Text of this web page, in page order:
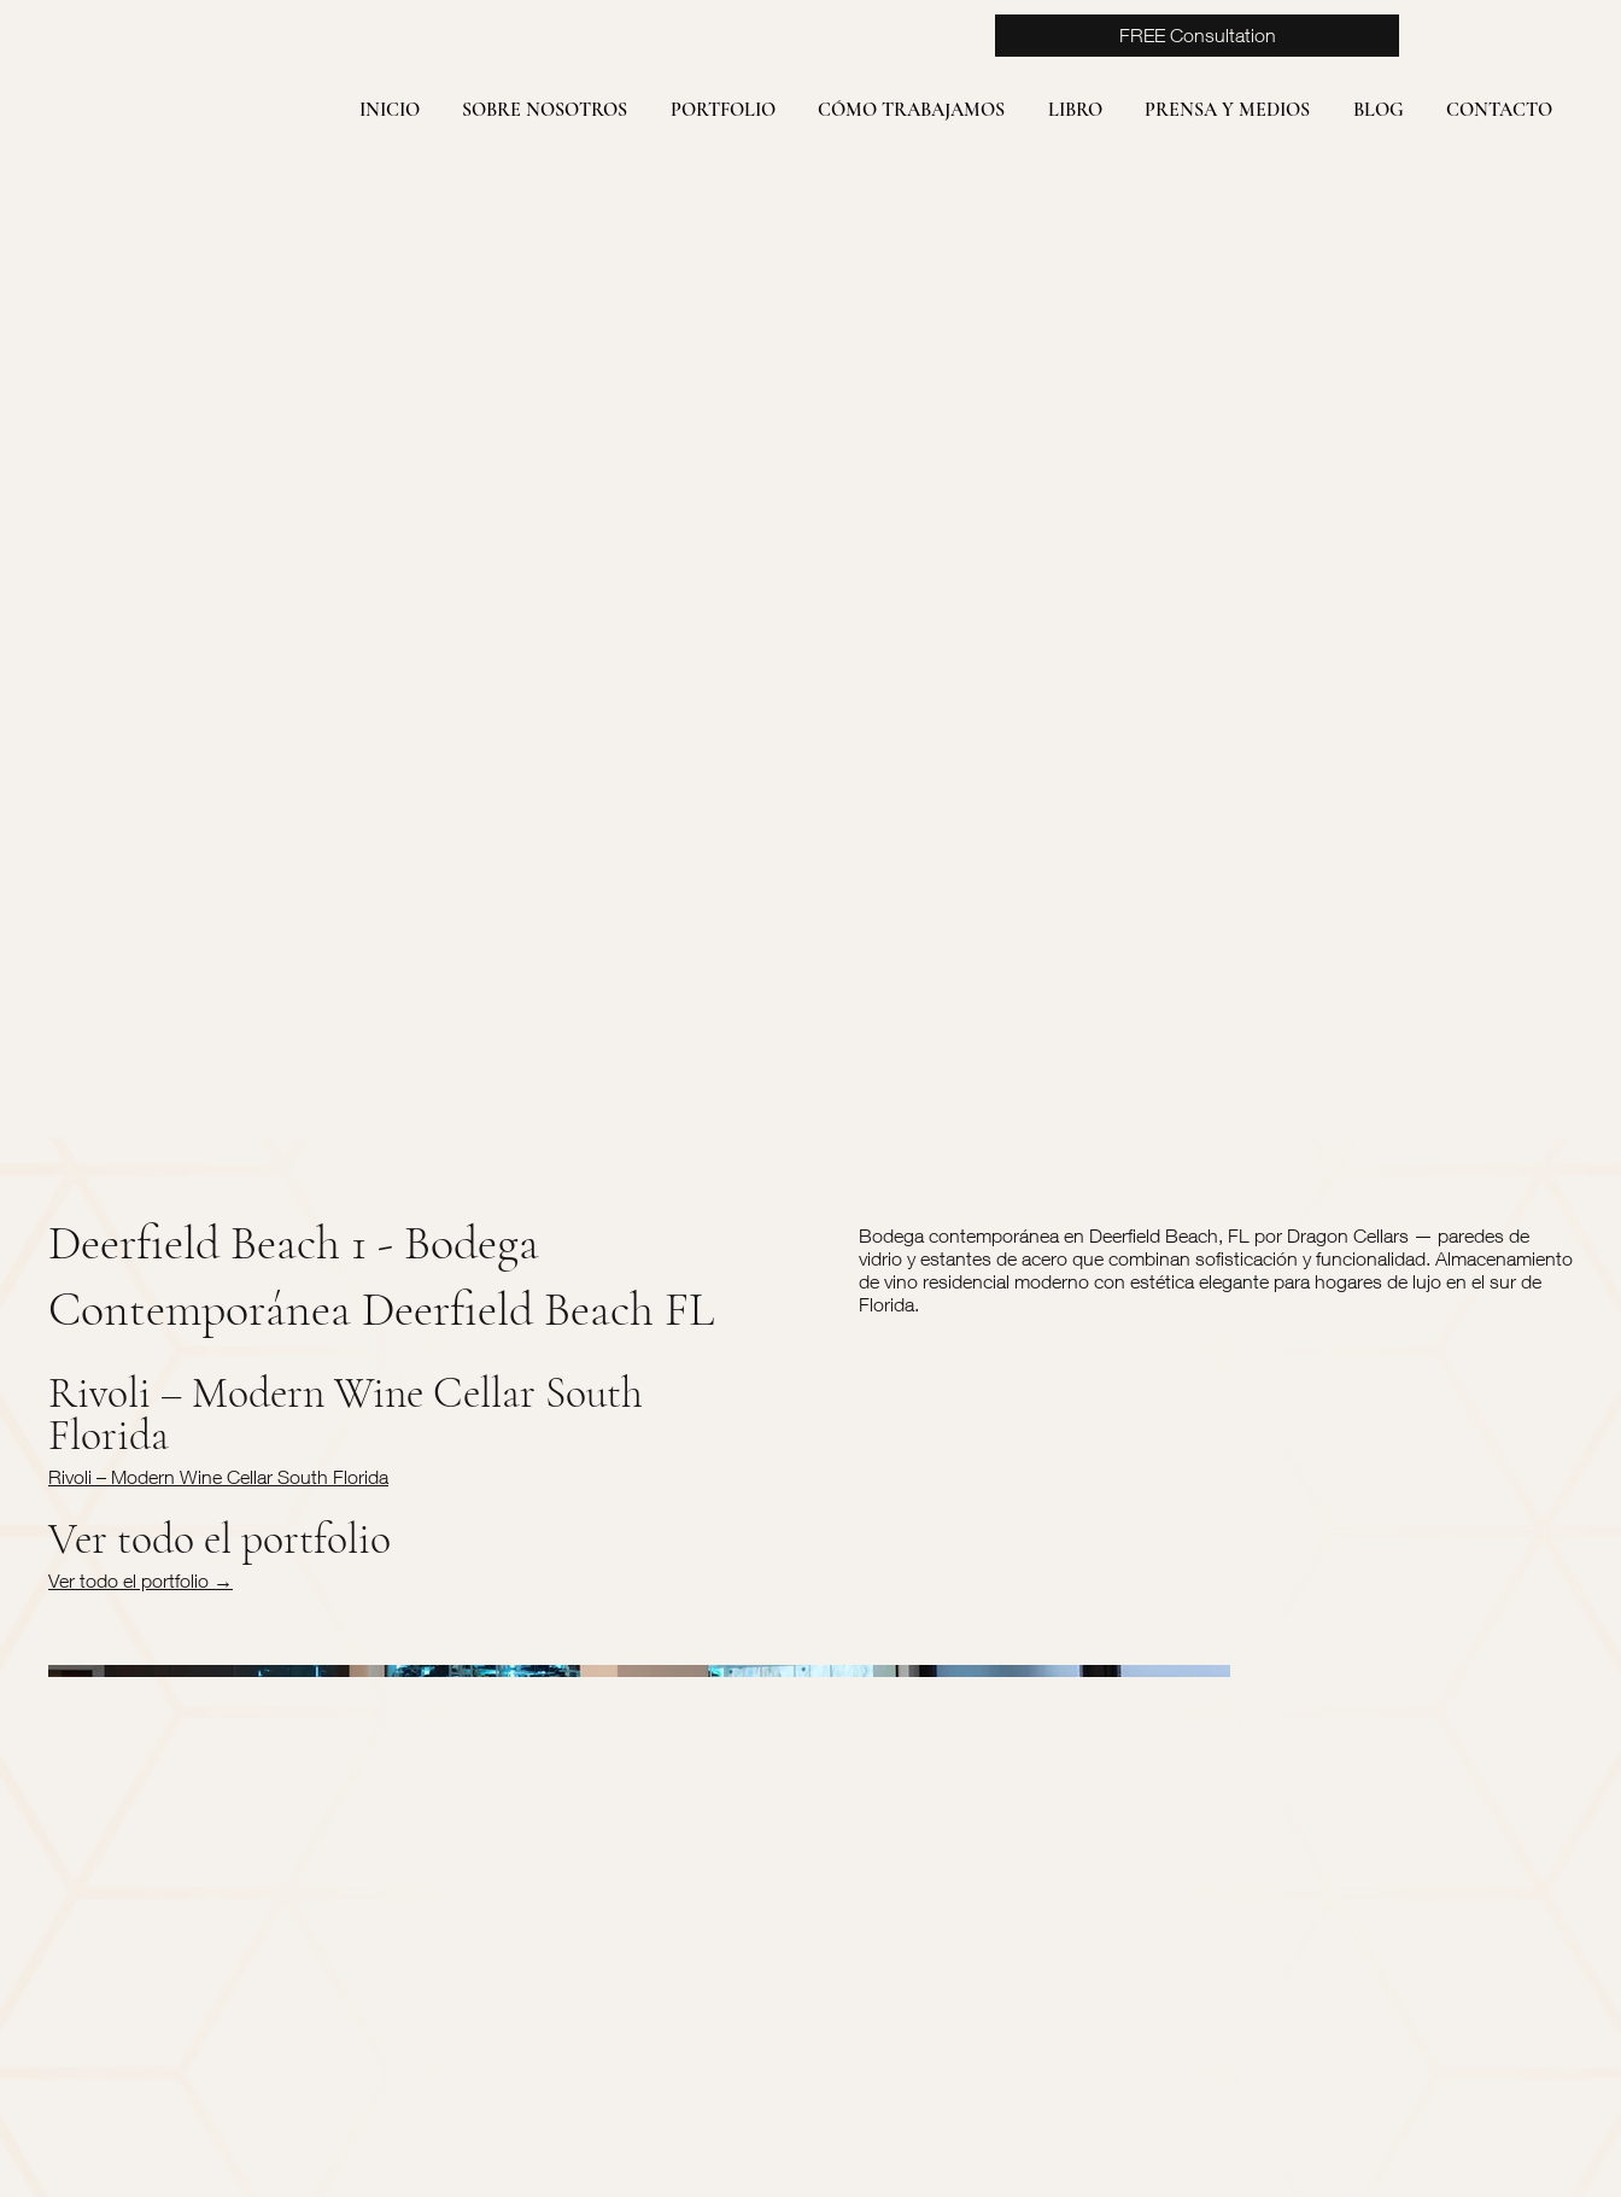
INICIO SOBRE NOSOTROS PORTFOLIO CÓMO TRABAJAMOS LIBRO PRENSA Y MEDIOS BLOG CONTACTO
FREE Consultation
Deerfield Beach 1 - Bodega
Contemporánea Deerfield Beach FL
Rivoli – Modern Wine Cellar South
Florida
Rivoli – Modern Wine Cellar South Florida
Ver todo el portfolio
Ver todo el portfolio →
Bodega contemporánea en Deerfield Beach, FL por Dragon Cellars — paredes de
vidrio y estantes de acero que combinan sofisticación y funcionalidad. Almacenamiento
de vino residencial moderno con estética elegante para hogares de lujo en el sur de
Florida.